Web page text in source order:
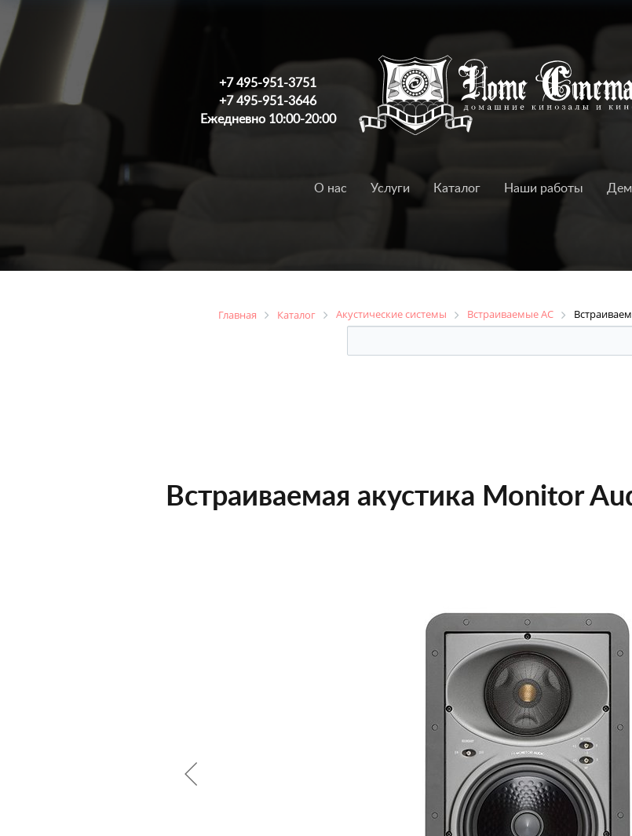
Главная Каталог Акустические системы Встраиваемые АС
+7 495-951-3751
+7 495-951-3646
Ежедневно 10:00-20:00
О нас Услуги Каталог Наши работы
Встраиваемая акустика Monitor